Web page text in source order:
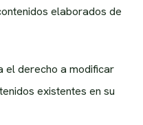
elaborados de
el derecho a modificar
existentes en su